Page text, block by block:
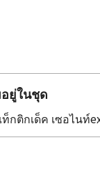
ยู่ในชุด
กติกเด็ค เซอไนท์